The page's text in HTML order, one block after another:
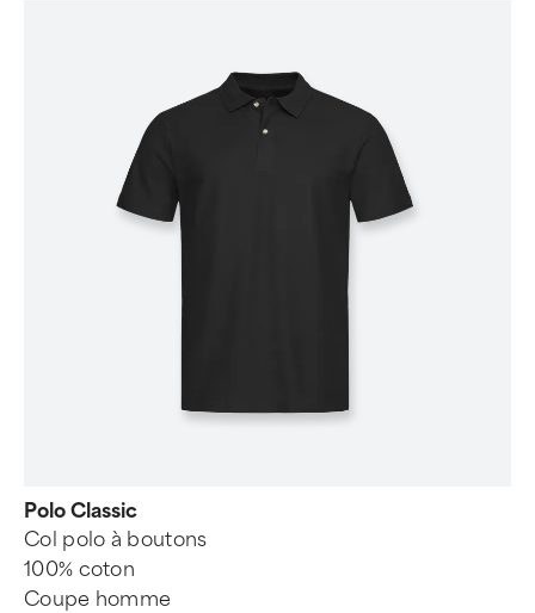
Polo Classic
Col polo à boutons
100% coton
Coupe homme